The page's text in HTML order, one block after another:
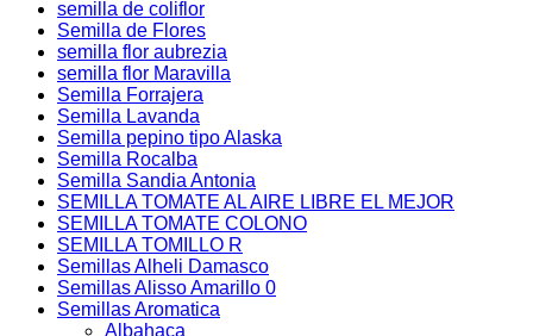
semilla de coliflor
Semilla de Flores
semilla flor aubrezia
semilla flor Maravilla
Semilla Forrajera
Semilla Lavanda
Semilla pepino tipo Alaska
Semilla Rocalba
Semilla Sandia Antonia
SEMILLA TOMATE AL AIRE LIBRE EL MEJOR
SEMILLA TOMATE COLONO
SEMILLA TOMILLO R
Semillas Alheli Damasco
Semillas Alisso Amarillo 0
Semillas Aromatica
Albahaca